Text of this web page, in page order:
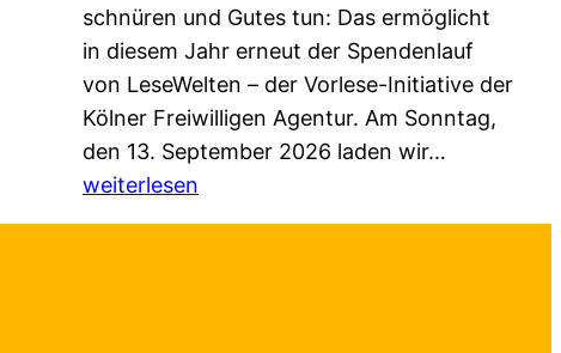
H
a
n
d
r
i
f
ü
r
K
ö
l
n
t
b
e
i
E
r
schnüren und Gutes tun: Das ermöglicht
in diesem Jahr erneut der Spendenlauf
von LeseWelten – der Vorlese-Initiative der
Kölner Freiwilligen Agentur. Am Sonntag,
den 13. September 2026 laden wir…
weiterlesen